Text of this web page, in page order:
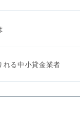
れる中小貸金業者